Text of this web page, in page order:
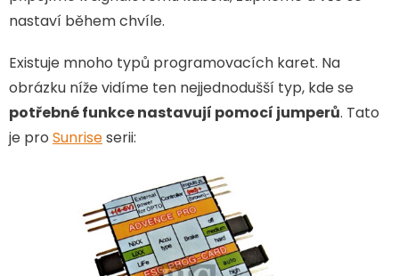
nastaví během chvíle.
Existuje mnoho typů programovacích karet. Na
obrázku níže vidíme ten nejjednodušší typ, kde se
potřebné funkce nastavují pomocí jumperů. Tato
je pro Sunriseserii: